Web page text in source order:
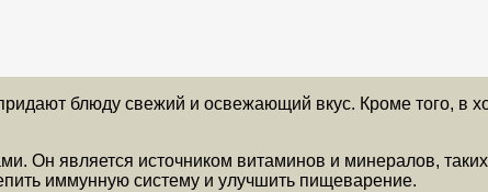
блюду свежий и освежающий вкус. Кроме того, в
Он является источником витаминов и минералов,
иммунную систему и улучшить пищеварение.